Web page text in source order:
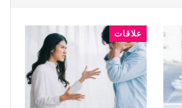
علاقات